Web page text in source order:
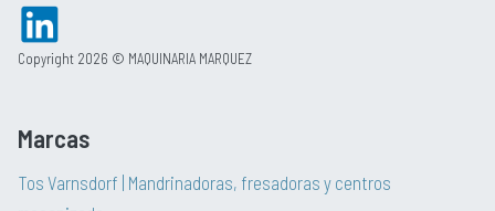
Copyright 2026 © MAQUINARIA MARQUEZ
Marcas
Tos Varnsdorf | Mandrinadoras, fresadoras y centros